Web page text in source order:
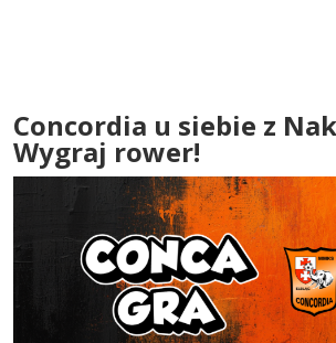
Concordia u siebie z
Wygraj rower!